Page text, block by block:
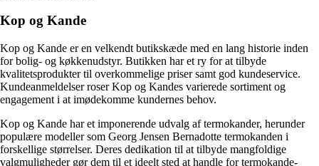
Kop og Kande
Kop og Kande er en velkendt butikskæde med en lang historie inden
for bolig- og køkkenudstyr. Butikken har et ry for at tilbyde
kvalitetsprodukter til overkommelige priser samt god kundeservice.
Kundeanmeldelser roser Kop og Kandes varierede sortiment og
engagement i at imødekomme kundernes behov.
Kop og Kande har et imponerende udvalg af termokander, herunder
populære modeller som Georg Jensen Bernadotte termokanden i
forskellige størrelser. Deres dedikation til at tilbyde mangfoldige
valgmuligheder gør dem til et ideelt sted at handle for termokande-